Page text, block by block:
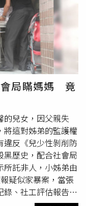
社會局安排之下，
託一名男子王家
月，後來輾轉得知
此向新北市社會局
託監護事宜的紀
及補助資料等複
訴願，第二次的結
司。張芳馨主張孩
在地上，因為媽媽
相關資料有提供的
不用說繼續照顧，社
是否需要接受政府
好受刑人子女的困
女的法定代理人，沒
正當性。社會局答
排生活、社工處遇
會局瞞媽媽 竟
的兒女，因父親失
將這對姊弟的監護權
反《兒少性剝削防
歷史，配合社會局
所託非人，小姊弟由
疑似家暴案，當張
、社工評估報告等